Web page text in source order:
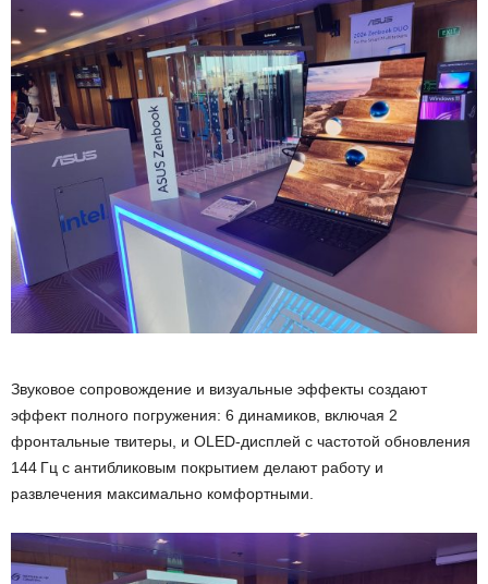
Звуковое сопровождение и визуальные эффекты создают
эффект полного погружения: 6 динамиков, включая 2
фронтальные твитеры, и OLED-дисплей с частотой обновления
144 Гц с антибликовым покрытием делают работу и
развлечения максимально комфортными.